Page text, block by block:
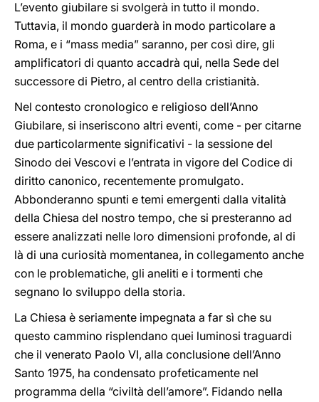
L’evento giubilare si svolgerà in tutto il mondo.
Tuttavia, il mondo guarderà in modo particolare a
Roma, e i “mass media” saranno, per così dire, gli
amplificatori di quanto accadrà qui, nella Sede del
successore di Pietro, al centro della cristianità.
Nel contesto cronologico e religioso dell’Anno
Giubilare, si inseriscono altri eventi, come - per citarne
due particolarmente significativi - la sessione del
Sinodo dei Vescovi e l’entrata in vigore del Codice di
diritto canonico, recentemente promulgato.
Abbonderanno spunti e temi emergenti dalla vitalità
della Chiesa del nostro tempo, che si presteranno ad
essere analizzati nelle loro dimensioni profonde, al di
là di una curiosità momentanea, in collegamento anche
con le problematiche, gli aneliti e i tormenti che
segnano lo sviluppo della storia.
La Chiesa è seriamente impegnata a far sì che su
questo cammino risplendano quei luminosi traguardi
che il venerato Paolo VI, alla conclusione dell’Anno
Santo 1975, ha condensato profeticamente nel
programma della “civiltà dell’amore”. Fidando nella